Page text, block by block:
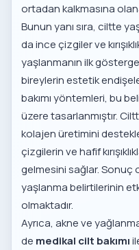
ortadan kalkmasına
Bunun yanı sıra, ciltte
da ince çizgiler ve
yaşlanmanın ilk
bireylerin estetik
bakımı yöntemleri, bu
üzere tasarlanmıştır.
kolajen üretimini
çizgilerin ve hafif
gelmesini sağlar. Sonuç
yaşlanma belirtilerinin
olmaktadır.
Ayrıca, akne ve
de medikal cilt bakımı